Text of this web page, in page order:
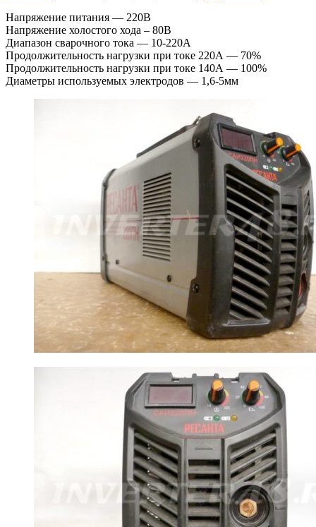
Напряжение питания — 220В
Напряжение холостого хода – 80В
Диапазон сварочного тока — 10-220А
Продолжительность нагрузки при токе 220А — 70%
Продолжительность нагрузки при токе 140А — 100%
Диаметры используемых электродов — 1,6-5мм